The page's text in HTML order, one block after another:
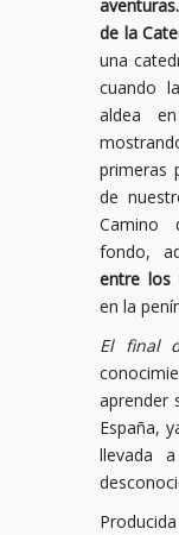
aventuras.
de la
una
cuando
aldea
primeras
de
Camino
fondo,
entre los
en la
El final
aprender
España,
llevada